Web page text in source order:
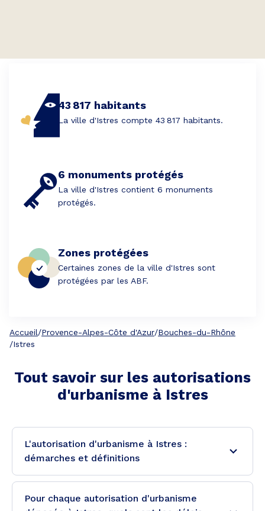
43 817 habitants
La ville d'Istres compte 43 817 habitants.
6 monuments protégés
La ville d'Istres contient 6 monuments
protégés.
Zones protégées
Certaines zones de la ville d'Istres sont
protégées par les ABF.
Accueil/Provence-Alpes-Côte d'Azur/Bouches-du-Rhône
/Istres
Tout savoir sur les autorisations
d'urbanisme à Istres
L'autorisation d'urbanisme à Istres :
démarches et définitions
Pour chaque autorisation d'urbanisme